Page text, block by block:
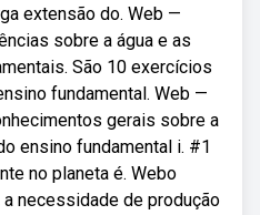
extensão do. Web —
sobre a água e as
São 10 exercícios
fundamental. Web —
gerais sobre a
ensino fundamental i. #1
no planeta é. Webo
necessidade de produção